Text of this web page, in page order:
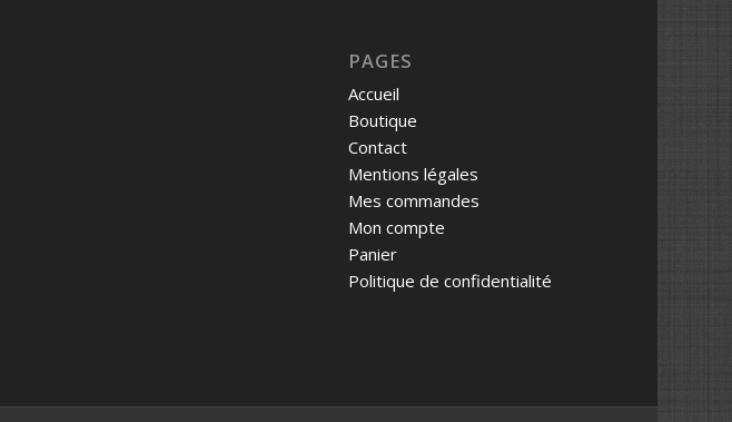
PAGES
Accueil
Boutique
Contact
Mentions légales
Mes commandes
Mon compte
Panier
Politique de confidentialité